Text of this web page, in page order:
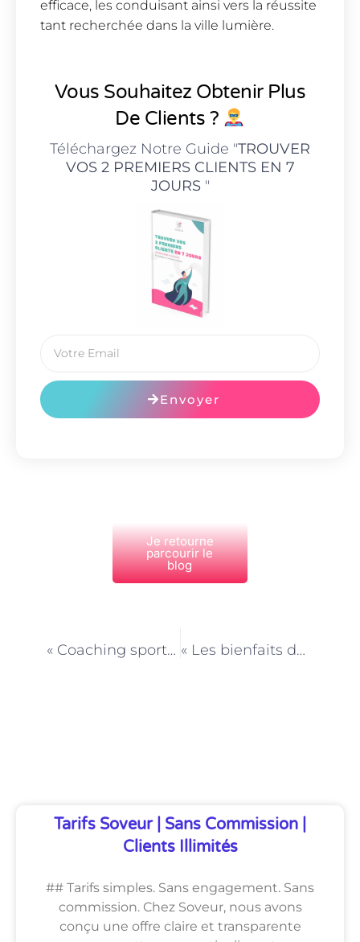
efficace, les conduisant ainsi vers la réussite
tant recherchée dans la ville lumière.
Vous Souhaitez Obtenir Plus
De Clients ?
Téléchargez Notre Guide "TROUVER
VOS 2 PREMIERS CLIENTS EN 7
JOURS"
Envoyer
Je retourne
parcourir le
blog
« Coaching sportif à domicile et routines d’entraînement personnalisées à Paris » « Les bienfaits du coaching sportif en groupe à domicile à Paris »
Tarifs Soveur | Sans Commission |
Clients Illimités
## Tarifs simples. Sans engagement. Sans
commission. Chez Soveur, nous avons
conçu une offre claire et transparente